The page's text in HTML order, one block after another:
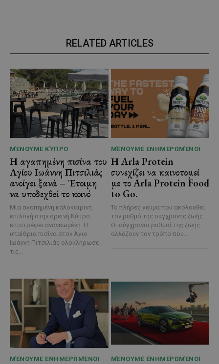
RELATED ARTICLES
ΜΈΝΟΥΜΕ ΚΎΠΡΟ
Η αγαπημένη πισίνα του
Αγίου Ιωάννη Πιτσιλιάς
ανοίγει ξανά – Έτοιμη
να υποδεχθεί το κοινό
Μια αγαπημένη καλοκαιρινή
επιλογή στην ορεινή Κύπρο
επιστρέφει ανανεωμένη. Η
υπαίθρια πισίνα στον Άγιο
Ιωάννη Πιτσιλιάς ολοκλήρωσε
τις...
ΜΈΝΟΥΜΕ ΕΝΗΜΕΡΩΜΈΝΟΙ
Η Arla Protein
συνεχίζει να καινοτομεί
με το Arla Protein Food
to Go.
Το πλήρες γεύμα που ακολουθεί
τον ρυθμό της σύγχρονης ζωής.
Οι σύγχρονοι ρυθμοί της ζωής
αλλάζουν τον τρόπο που...
ΜΈΝΟΥΜΕ ΕΝΗΜΕΡΩΜΈΝΟΙ ΜΈΝΟΥΜΕ ΕΝΗΜΕΡΩΜΈΝΟΙ